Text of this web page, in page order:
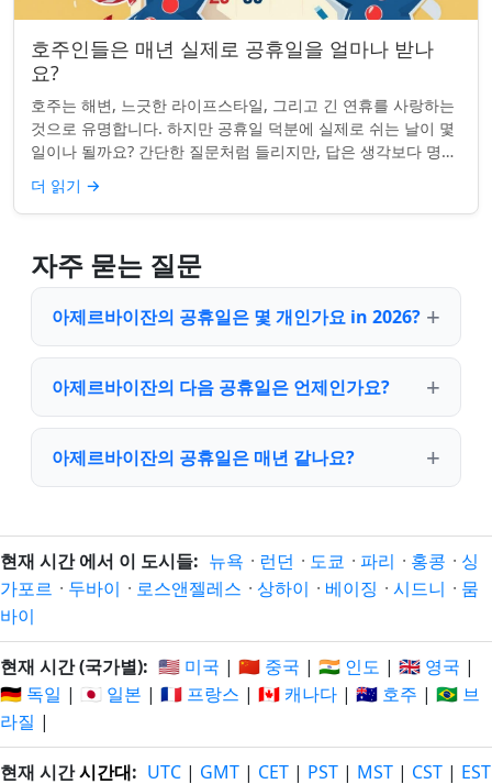
호주인들은 매년 실제로 공휴일을 얼마나 받나
요?
호주는 해변, 느긋한 라이프스타일, 그리고 긴 연휴를 사랑하는
것으로 유명합니다. 하지만 공휴일 덕분에 실제로 쉬는 날이 몇
일이나 될까요? 간단한 질문처럼 들리지만, 답은 생각보다 명확
하지 않을 수 있습니다. 거주...
더 읽기 →
자주 묻는 질문
아제르바이잔의 공휴일은 몇 개인가요 in 2026?
아제르바이잔의 다음 공휴일은 언제인가요?
아제르바이잔의 공휴일은 매년 같나요?
현재 시간 에서 이 도시들: 뉴욕 · 런던 · 도쿄 · 파리 · 홍콩 · 싱
가포르 · 두바이 · 로스앤젤레스 · 상하이 · 베이징 · 시드니 · 뭄
바이
현재 시간 (국가별): 🇺🇸 미국 | 🇨🇳 중국 | 🇮🇳 인도 | 🇬🇧 영국 |
🇩🇪 독일 | 🇯🇵 일본 | 🇫🇷 프랑스 | 🇨🇦 캐나다 | 🇦🇺 호주 | 🇧🇷 브
라질 |
현재 시간시간대: UTC | GMT | CET | PST | MST | CST | EST